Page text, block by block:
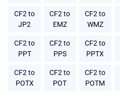
CF2 to
JP2
CF2 to
EMZ
CF2 to
WMZ
CF2 to
PPT
CF2 to
PPS
CF2 to
PPTX
CF2 to
POTX
CF2 to
POT
CF2 to
POTM